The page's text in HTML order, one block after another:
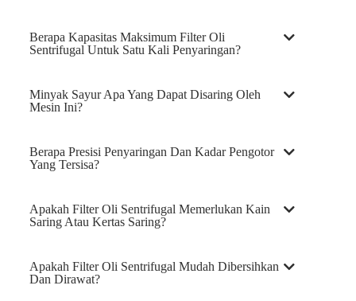
Berapa Kapasitas Maksimum Filter Oli
Sentrifugal Untuk Satu Kali Penyaringan?
Minyak Sayur Apa Yang Dapat Disaring Oleh
Mesin Ini?
Berapa Presisi Penyaringan Dan Kadar Pengotor
Yang Tersisa?
Apakah Filter Oli Sentrifugal Memerlukan Kain
Saring Atau Kertas Saring?
Apakah Filter Oli Sentrifugal Mudah Dibersihkan
Dan Dirawat?